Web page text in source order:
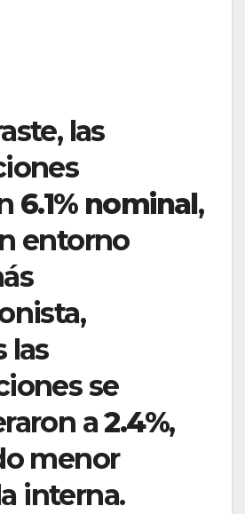
las
6.1% nominal,
entorno
las
se
a2.4%,
menor
interna.